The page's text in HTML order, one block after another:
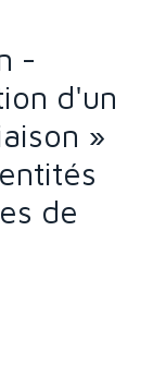
-
d'un
»
de